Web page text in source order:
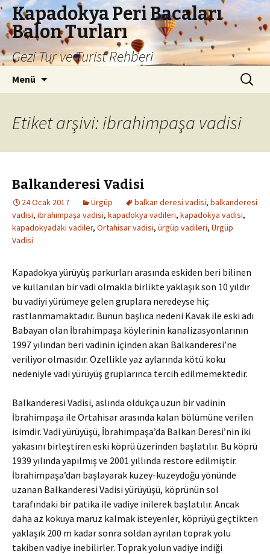
Kapadokya Peri Bacaları
Balon Turları
Gezi Tur ve Turist Rehberi
Menü Arama:
Etiket arşivi: ibrahimpaşa vadisi
Balkanderesi Vadisi
24 Ocak 2017 Ürgüp balkan deresi vadisi, balkanderesi
vadisi, ibrahimpaşa vadisi, kapadokya vadileri, kapadokya vadisi,
kapadokyadaki vadiler, Ortahisar vadisi, ürgüp vadileri, Ürgüp
Vadisi
Kapadokya yürüyüş parkurları arasında eskiden beri bilinen
ve kullanılan bir vadi olmakla birlikte yaklaşık son 10 yıldır
bu vadiyi yürümeye gelen gruplara neredeyse hiç
rastlanmamaktadır. Bunun başlıca nedeni Kavak ile eski adı
Babayan olan İbrahimpaşa köylerinin kanalizasyonlarının
1997 yılından beri vadinin içinden akan Balkanderesi’ne
veriliyor olmasıdır. Özellikle yaz aylarında kötü koku
nedeniyle vadi yürüyüş gruplarınca tercih edilmemektedir.
Balkanderesi Vadisi, aslında oldukça uzun bir vadinin
İbrahimpaşa ile Ortahisar arasında kalan bölümüne verilen
isimdir. Vadi yürüyüşü, İbrahimpaşa’da Balkan Deresi’nin iki
yakasını birleştiren eski köprü üzerinden başlatılır. Bu köprü
1939 yılında yapılmış ve 2001 yıllında restore edilmiştir.
İbrahimpaşa’dan başlayarak kuzey-kuzeydoğu yönünde
uzanan Balkanderesi Vadisi yürüyüşü, köprünün sol
tarafındaki bir patika ile vadiye inilerek başlatılır. Ancak
daha az kokuya maruz kalmak isteyenler, köprüyü geçtikten
yaklaşık 200 m kadar sonra soldan ayrılan toprak yolu
takiben vadiye inebilirler. Toprak yolun vadiye indiği